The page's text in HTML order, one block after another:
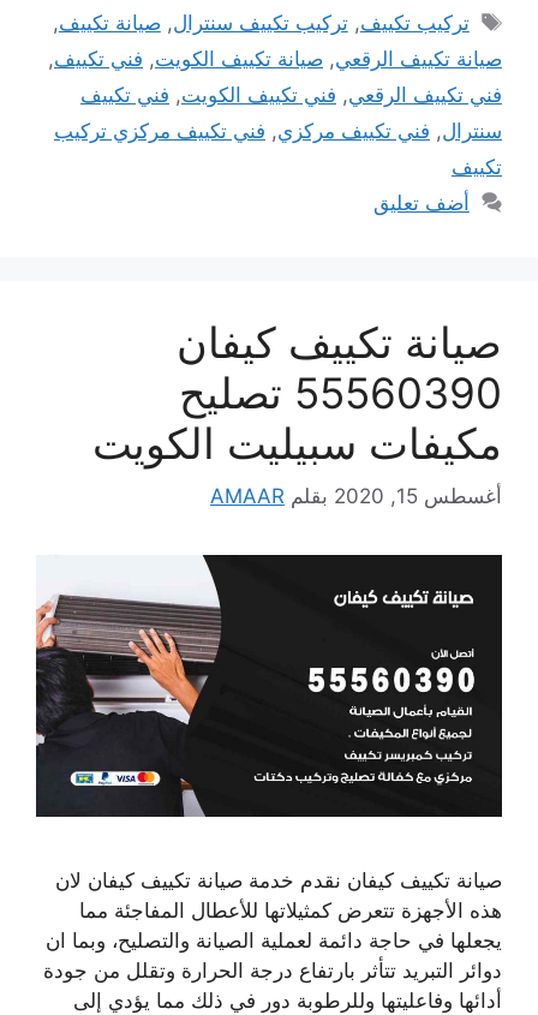
الوسوم
تركيب تكييف,تركيب تكييف سنترال,صيانة تكييف,
صيانة تكييف الرقعي, صيانة تكييف الكويت, فني تكييف,
فني تكييف الرقعي, فني تكييف الكويت, فني تكييف
سنترال, فني تكييف مركزي, فني تكييف مركزي تركيب
تكييف
أضف تعليق
صيانة تكييف كيفان
55560390 تصليح
مكيفات سبيليت الكويت
أغسطس 15, 2020 بقلم AMAAR
صيانة تكييف كيفان نقدم خدمة صيانة تكييف كيفان لان
هذه الأجهزة تتعرض كمثيلاتها للأعطال المفاجئة مما
يجعلها في حاجة دائمة لعملية الصيانة والتصليح، وبما ان
دوائر التبريد تتأثر بارتفاع درجة الحرارة وتقلل من جودة
أدائها وفاعليتها وللرطوبة دور في ذلك مما يؤدي إلى